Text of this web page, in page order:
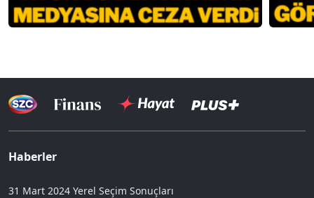
Haberler
31 Mart 2024 Yerel Seçim Sonuçları